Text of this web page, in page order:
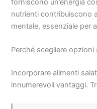
nutrienti contribuiscono
mentale, essenziale per
Perché scegliere opzioni
Incorporare alimenti
innumerevoli vantaggi.